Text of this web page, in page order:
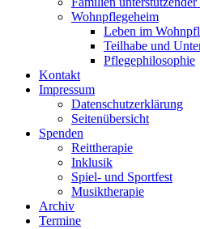
Wohnpflegeheim
Leben im
Teilhabe und
Pflegephilosophie
Kontakt
Impressum
Datenschutzerklärung
Seitenübersicht
Spenden
Reittherapie
Inklusik
Spiel- und Sportfest
Musiktherapie
Archiv
Termine